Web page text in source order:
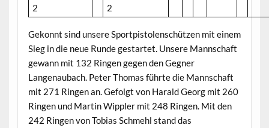
2
2
Gekonnt sind unsere Sportpistolenschützen mit einem
Sieg in die neue Runde gestartet. Unsere Mannschaft
gewann mit 132 Ringen gegen den Gegner
Langenaubach. Peter Thomas führte die Mannschaft
mit 271 Ringen an. Gefolgt von Harald Georg mit 260
Ringen und Martin Wippler mit 248 Ringen. Mit den
242 Ringen von Tobias Schmehl stand das